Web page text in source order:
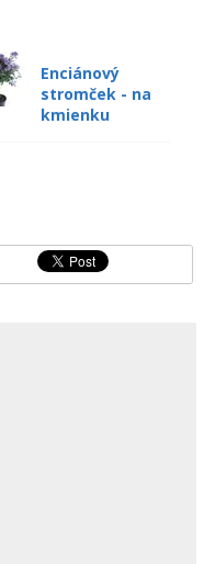
Enciánový
stromček - na
kmienku